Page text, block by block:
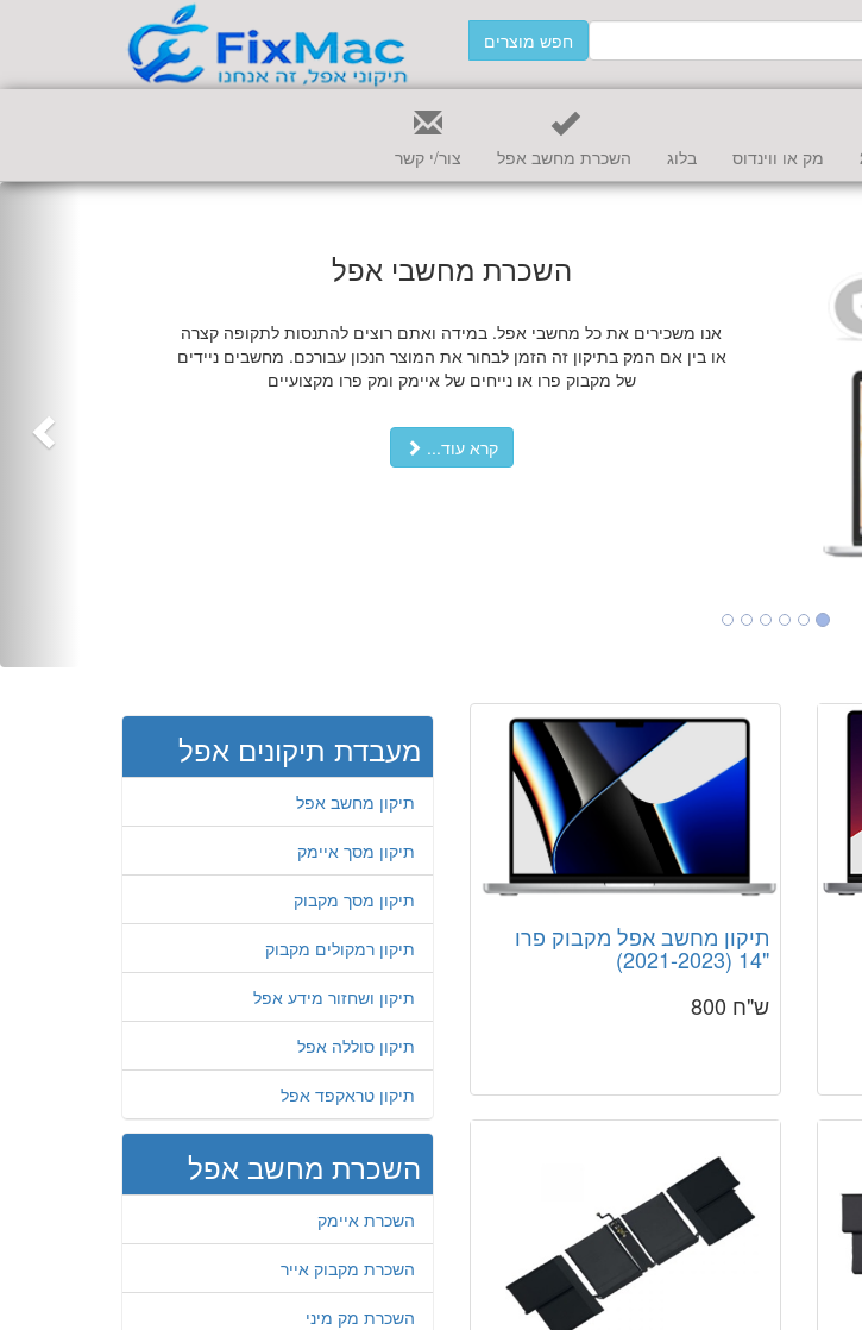
חפש מוצרים
מק או ווינדוס בלוג השכרת מחשב אפל צור/י קשר
השכרת מחשבי אפל
אנו משכירים את כל מחשבי אפל. במידה ואתם רוצים להתנסות לתקופה קצרה
או בין אם המק בתיקון זה הזמן לבחור את המוצר הנכון עבורכם. מחשבים ניידים
של מקבוק פרו או נייחים של איימק ומק פרו מקצועיים
קרא עוד...
מעבדת תיקונים אפל
תיקון מחשב אפל
תיקון מסך איימק
תיקון מסך מקבוק
תיקון רמקולים מקבוק
תיקון ושחזור מידע אפל
תיקון סוללה אפל
תיקון טראקפד אפל
השכרת מחשב אפל
השכרת איימק
השכרת מקבוק אייר
השכרת מק מיני
תיקון מחשב אפל מקבוק פרו
"14 (2021-2023)
ש"ח 800